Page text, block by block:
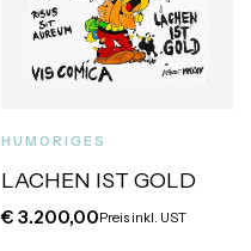
HUMORIGES
LACHEN IST GOLD
€ 3.200,00Preis inkl. UST